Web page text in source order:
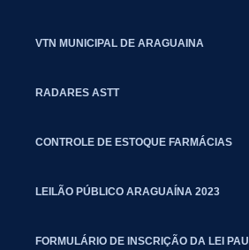
VTN MUNICIPAL DE ARAGUAINA
RADARES ASTT
CONTROLE DE ESTOQUE FARMÁCIAS
LEILÃO PÚBLICO ARAGUAÍNA 2023
FORMULÁRIO DE INSCRIÇÃO DA LEI